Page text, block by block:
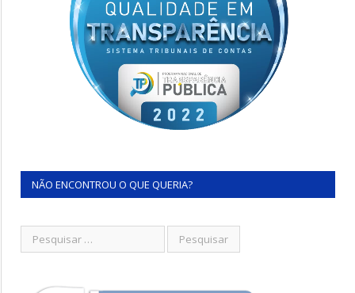
NÃO ENCONTROU O QUE QUERIA?